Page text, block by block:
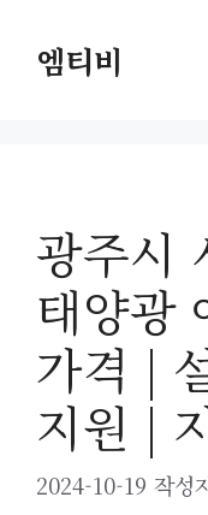
엠티비
광주시
태양광
가격 |
지원 |
2024-10-19 작성